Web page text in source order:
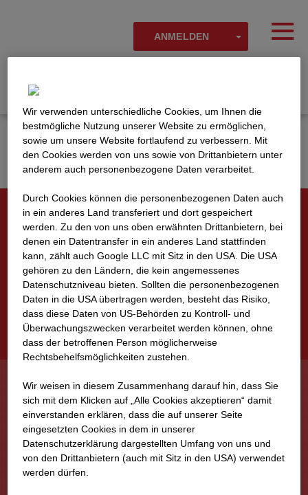
ANMELDEN TOGGLE
strabag-se
STRABAG @KTH Hönggerberg
ANMELDEN
KANN NICHT TEILNEHMEN
DETAILS
STRABAG AG
Wir verwenden unterschiedliche Cookies, um Ihnen die
best­mögliche Nutzung unserer Website zu ermöglichen,
sowie um unsere Website fortlaufend zu verbessern. Mit
den Cookies werden von uns sowie von Drittanbietern unter
anderem auch personenbezogene Daten verarbeitet.
Durch Cookies können die personenbezogenen Daten auch
in ein anderes Land transferiert und dort gespeichert
werden. Zu den von uns oben erwähnten Drittanbietern, bei
denen ein Datentransfer in ein anderes Land stattfinden
kann, zählt auch Google LLC mit Sitz in den USA. Die USA
gehören zu den Ländern, die kein angemessenes
Datenschutzniveau bieten. Sollten die personenbezogenen
Daten in die USA übertragen werden, besteht das Risiko,
dass diese Daten von US-Behörden zu Kontroll- und
Überwachungszwecken verarbeitet werden können, ohne
dass der betroffenen Person möglicherweise
Rechtsbehelfsmöglichkeiten zustehen.
Wir weisen in diesem Zusammenhang darauf hin, dass Sie
sich mit dem Klicken auf „Alle Cookies akzeptieren“ damit
ein­ver­standen erklären, dass die auf unserer Seite
eingesetzten Cookies in dem in unserer
Datenschutzerklärung dargestellten Umfang von uns und
von den Drittanbietern (auch mit Sitz in den USA) verwendet
werden dürfen.